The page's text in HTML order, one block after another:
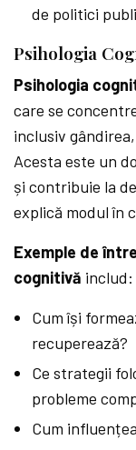
de politici
Psihologia
Psihologia
care se
inclusiv
Acesta este un
și contribuie la
explică modul în
Exemple de
cognitivă includ:
Cum își
recuperează?
Ce strategii
probleme
Cum